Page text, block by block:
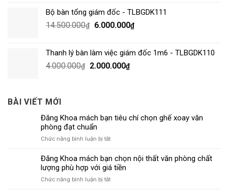
Bộ bàn tổng giám đốc - TLBGDK111
14.500.000₫ 6.000.000₫
Thanh lý bàn làm việc giám đốc 1m6 - TLBGDK110
4.000.000₫ 2.000.000₫
BÀI VIẾT MỚI
Đăng Khoa mách bạn tiêu chí chọn ghế xoay văn
phòng đạt chuẩn
Chức năng bình luận bị tắtở
Khoa
mách
tiêu
Đăng Khoa mách bạn chọn nội thất văn phòng chất
lượng phù hợp với giá tiền
Chức năng bình luận bị tắtở